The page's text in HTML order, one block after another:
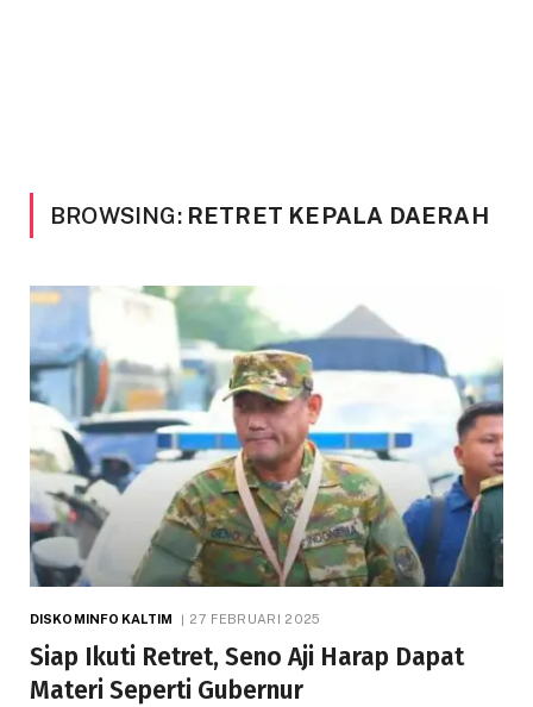
BROWSING: RETRET KEPALA DAERAH
DISKOMINFO KALTIM 27 FEBRUARI 2025
Siap Ikuti Retret, Seno Aji Harap Dapat
Materi Seperti Gubernur